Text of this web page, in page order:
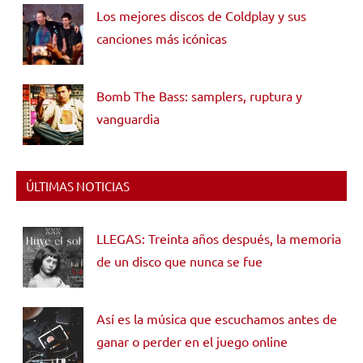
Los mejores discos de Coldplay y sus
canciones más icónicas
Bomb The Bass: samplers, ruptura y
vanguardia
ÚLTIMAS NOTICIAS
LLEGAS: Treinta años después, la memoria
de un disco que nunca se fue
Así es la música que escuchamos antes de
ganar o perder en el juego online